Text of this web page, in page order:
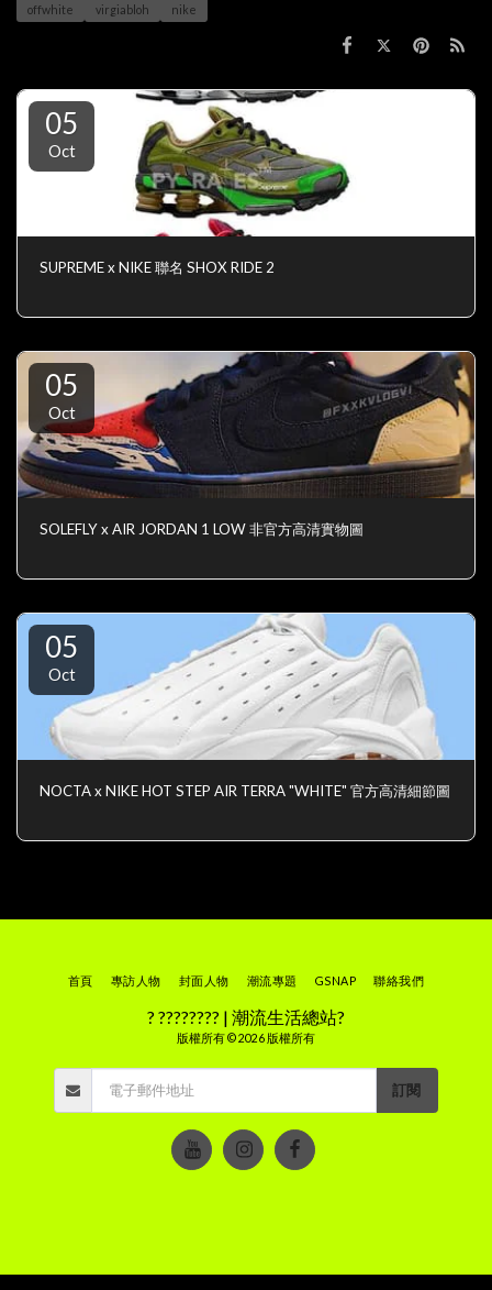
offwhite virgiabloh nike
05
Oct
SUPREME x NIKE 聯名 SHOX RIDE 2
05
Oct
SOLEFLY x AIR JORDAN 1 LOW 非官方高清實物圖
05
Oct
NOCTA x NIKE HOT STEP AIR TERRA "WHITE" 官方高清細節圖
? ???????? | 潮流生活總站?
版權所有 © 2026 版權所有
首頁 專訪人物 封面人物 潮流專題 GSNAP 聯絡我們
訂閱